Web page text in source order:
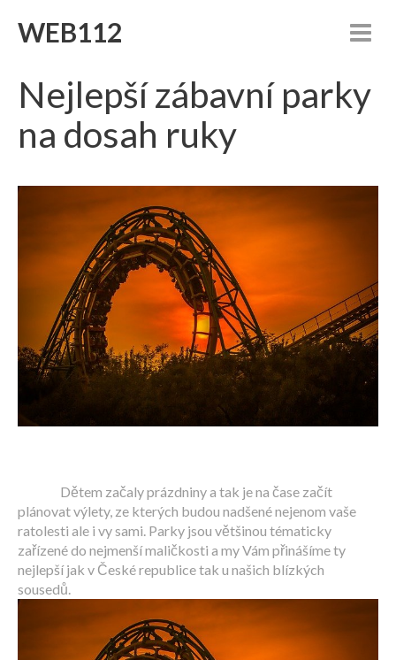
WEB112
Nejlepší zábavní parky
na dosah ruky
Dětem začaly prázdniny a tak je na čase začít
plánovat výlety, ze kterých budou nadšené nejenom vaše
ratolesti ale i vy sami. Parky jsou většinou tématicky
zařízené do nejmenší maličkosti a my Vám přinášíme ty
nejlepší jak v České republice tak u našich blízkých
sousedů.